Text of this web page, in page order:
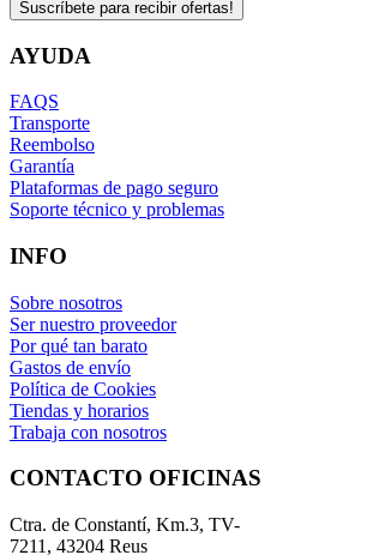
Suscríbete para recibir ofertas!
AYUDA
FAQS
Transporte
Reembolso
Garantía
Plataformas de pago seguro
Soporte técnico y problemas
INFO
Sobre nosotros
Ser nuestro proveedor
Por qué tan barato
Gastos de envío
Política de Cookies
Tiendas y horarios
Trabaja con nosotros
CONTACTO OFICINAS
Ctra. de Constantí, Km.3, TV-
7211, 43204 Reus